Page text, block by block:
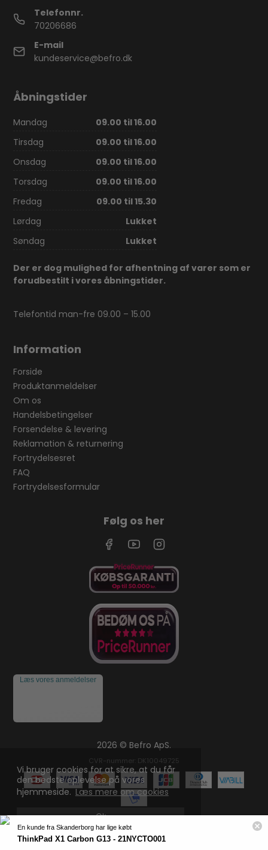
Vi bruger cookies for at sikre, at du får
den bedste oplevelse på vores
hjemmeside.Læs mere om cookies
Ok
Telefonnr.
70206686
E-mail
kundeservice@befro.dk
Åbningstider
Mandag
09.00 til 16.00
Tirsdag
09.00 til 16.00
Onsdag
09.00 til 16.00
Torsdag
09.00 til 16.00
Fredag
09.00 til 15.30
Lørdag
Lukket
Søndag
Lukket
Der er dog mulighed for afhentning af varer som er
forudbestilt i vores åbningstider.
Telefontid man-fre 09.00 – 15.00
Information
Forside
Produktanmeldelser
Om os
Handelsbetingelser
Forsendelse & levering
Reklamation & returnering
Fortrydelsesret
FAQ
Fortrydelsesformular
Følg os her
Læs vores anmeldelser
2026 © Befro ApS.
CVR-nummer: DK10049725
En kunde fra Skanderborg har lige købt
ThinkPad X1 Carbon G13 - 21NYCTO001